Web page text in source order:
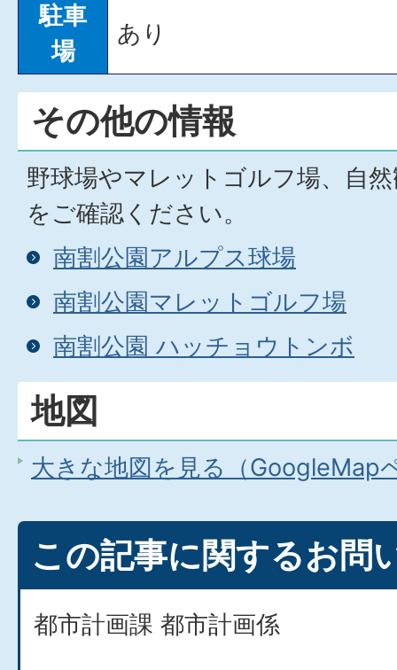
駐車
場
あり
その他の情報
野球場やマレットゴルフ場、自
をご確認ください。
南割公園アルプス球場
南割公園マレットゴルフ場
南割公園 ハッチョウトンボ
地図
大きな地図を見る（GoogleMap
この記事に関するお問
都市計画課 都市計画係